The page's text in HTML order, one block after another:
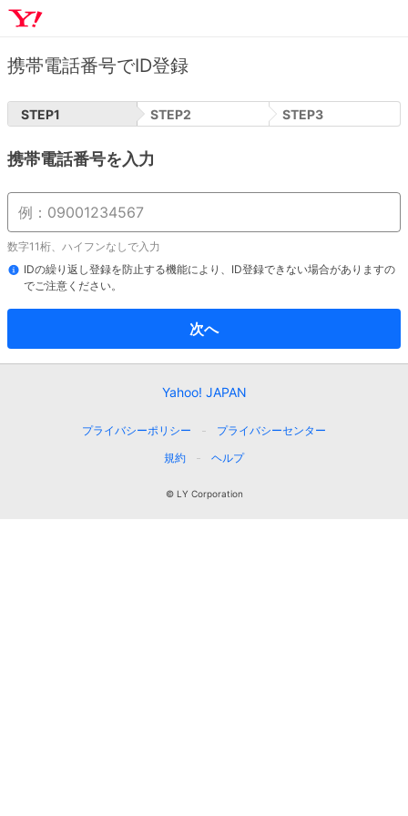
携帯電話番号でID登録
STEP1 STEP2 STEP3
携帯電話番号を入力
数字11桁、ハイフンなしで入力
IDの繰り返し登録を防止する機能により、ID登録できない場合がありますの
でご注意ください。
次へ
Yahoo! JAPAN
プライバシーポリシー
プライバシーセンター
規約
ヘルプ
© LY Corporation